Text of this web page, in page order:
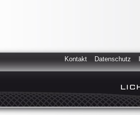
Kontakt Datenschutz